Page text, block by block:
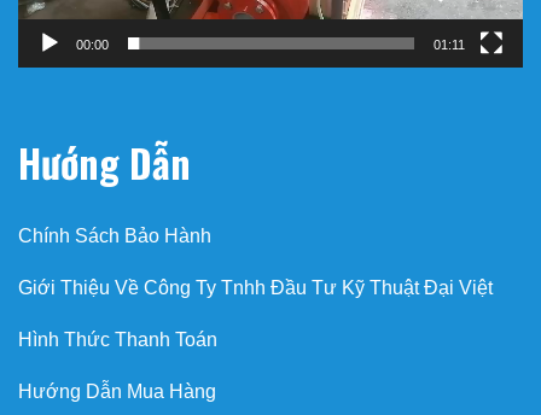
00:00 01:11
Hướng Dẫn
Chính Sách Bảo Hành
Giới Thiệu Về Công Ty Tnhh Đầu Tư Kỹ Thuật Đại Việt
Hình Thức Thanh Toán
Hướng Dẫn Mua Hàng